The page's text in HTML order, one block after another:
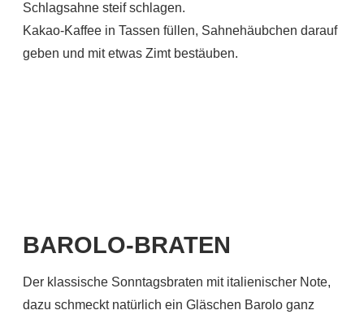
Schlagsahne steif schlagen.
Kakao-Kaffee in Tassen füllen, Sahnehäubchen darauf
geben und mit etwas Zimt bestäuben.
BAROLO-BRATEN
Der klassische Sonntagsbraten mit italienischer Note,
dazu schmeckt natürlich ein Gläschen Barolo ganz